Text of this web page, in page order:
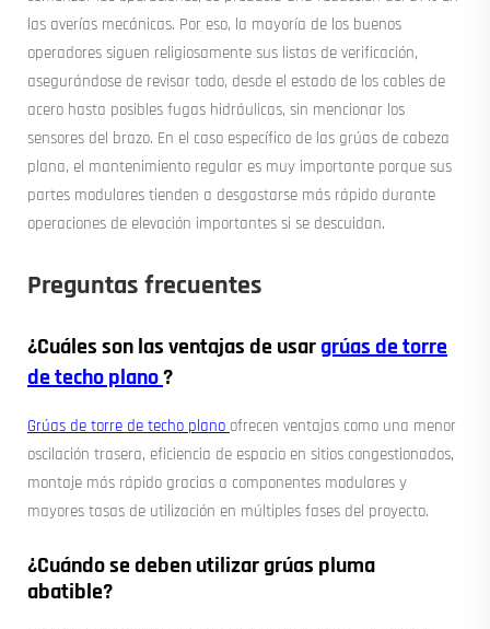
las averías mecánicas. Por eso, la mayoría de los buenos
operadores siguen religiosamente sus listas de verificación,
asegurándose de revisar todo, desde el estado de los cables de
acero hasta posibles fugas hidráulicas, sin mencionar los
sensores del brazo. En el caso específico de las grúas de cabeza
plana, el mantenimiento regular es muy importante porque sus
partes modulares tienden a desgastarse más rápido durante
operaciones de elevación importantes si se descuidan.
Preguntas frecuentes
¿Cuáles son las ventajas de usargrúas de torre
de techo plano?
Grúas de torre de techo plano ofrecen ventajas como una menor
oscilación trasera, eficiencia de espacio en sitios congestionados,
montaje más rápido gracias a componentes modulares y
mayores tasas de utilización en múltiples fases del proyecto.
¿Cuándo se deben utilizar grúas pluma
abatible?